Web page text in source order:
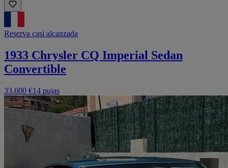
Reserva casi alcanzada
1933 Chrysler CQ Imperial Sedan
Convertible
33.600 €14 pujas